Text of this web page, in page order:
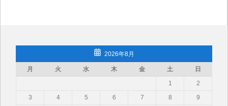
2026年8月
月 火 水 木 金 土
日
1
2
3
4 5 6 7 8
9